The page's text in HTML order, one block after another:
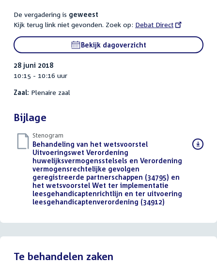
De vergadering is geweest
Kijk terug link niet gevonden. Zoek op: External
link:
Debat Direct
Bekijk dagoverzicht
28 juni 2018
10:15 - 10:16 uur
Zaal: Plenaire zaal
Bijlage
Stenogram
Download
bestand:
Behandeling van het wetsvoorstel
Uitvoeringswet Verordening
huwelijksvermogensstelsels en Verordening
vermogensrechtelijke gevolgen
geregistreerde partnerschappen (34795) en
het wetsvoorstel Wet ter implementatie
leesgehandicaptenrichtlijn en ter uitvoering
leesgehandicaptenverordening (34912)
Te behandelen zaken